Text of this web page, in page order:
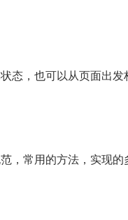
态，也可以从页面出
，常用的方法，实现